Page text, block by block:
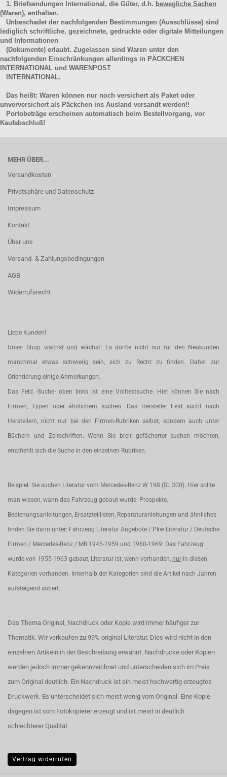
1. Briefsendungen International, die Güter, d.h. bewegliche Sachen
(Waren), enthalten.
Unbeschadet der nachfolgenden Bestimmungen (Ausschlüsse) sind
lediglich schriftliche, gezeichnete, gedruckte oder digitale Mitteilungen
und Informationen
(Dokumente) erlaubt. Zugelassen sind Waren unter den
nachfolgenden Einschränkungen allerdings in PÄCKCHEN
INTERNATIONAL und WARENPOST
INTERNATIONAL.
Das heißt: Waren können nur noch versichert als Paket oder
unverversichert als Päckchen ins Ausland versandt werden!!
Portobeträge erscheinen automatisch beim Bestellvorgang, vor
Kaufabschluß!
MEHR ÜBER...
Versandkosten
Privatsphäre und Datenschutz
Impressum
Kontakt
Über uns
Versand- & Zahlungsbedingungen
AGB
Widerrufsrecht
Liebe Kunden!
Unser Shop wächst und wächst! Es dürfte nicht nur für den Neukunden
manchmal etwas schwierig sein, sich zu Recht zu finden. Daher zur
Orientierung einige Anmerkungen:
Das Feld -Suche- oben links ist eine Volltextsuche. Hier können Sie nach
Firmen, Typen oder ähnlichem suchen. Das Hersteller Feld sucht nach
Herstellern, nicht nur bei den Firmen-Rubriken selbst, sondern auch unter
Büchern und Zeitschriften. Wenn Sie breit gefächerter suchen möchten,
empfiehlt sich die Suche in den einzelnen Rubriken.
Beispiel: Sie suchen Literatur vom Mercedes-Benz W 198 (SL 300). Hier sollte
man wissen, wann das Fahrzeug gebaut wurde. Prospekte,
Bedienungsanleitungen, Ersatzteillisten, Reparaturanleitungen und ähnliches
finden Sie dann unter: Fahrzeug Literatur Angebote / Pkw Literatur / Deutsche
Firmen / Mercedes-Benz / MB 1945-1959 und 1960-1969. Das Fahrzeug
wurde von 1955-1963 gebaut, Literatur ist, wenn vorhanden, nur in diesen
Kategorien vorhanden. Innerhalb der Kategorien sind die Artikel nach Jahren
aufsteigend sotiert.
Das Thema Original, Nachdruck oder Kopie wird immer häufiger zur
Thematik. Wir verkaufen zu 99% original Literatur. Dies wird nicht in den
einzelnen Artikeln in der Beschreibung erwähnt. Nachdrucke oder Kopien
werden jedoch immer gekennzeichnet und unterscheiden sich im Preis
zum Original deutlich. Ein Nachdruck ist ein meist hochwertig erzeugtes
Druckwerk. Es unterscheidet sich meist wenig vom Original. Eine Kopie
dagegen ist vom Fotokopierer erzeugt und ist meist in deutlich
schlechterer Qualität.
Vertrag widerrufen